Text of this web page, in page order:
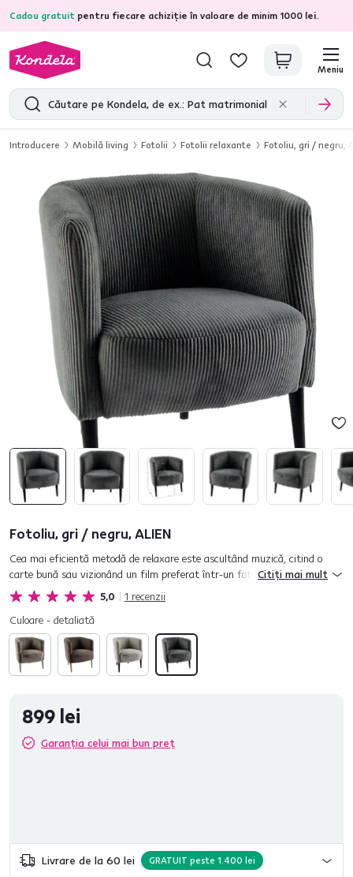
Cadou gratuit pentru fiecare achiziție în valoare de minim 1000 lei.
4,7 31.157 recenzii de produs verificate
Meniu
Introducere Mobilă living Fotolii Fotolii relaxante Fotoliu, gri / negru,
Fotoliu, gri / negru, ALIEN
5,0 1 recenzii
Cea mai eficientă metodă de relaxare este ascultând muzică, citind o
carte bună sau vizionând un film preferat într-un fotoliu confortabil.
Fotoliul ALIEN este cea mai bună soluţie pentru dumneavo...
Citiți mai mult
Culoare - detaliată
899 lei
Garanția celui mai bun preț
Livrare de la 60 lei GRATUIT peste 1.400 lei